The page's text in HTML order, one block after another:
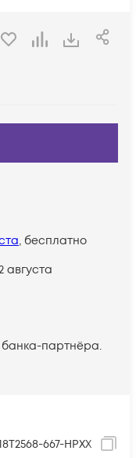
667-HPXX
, бесплатно
августа
банка-партнёра.